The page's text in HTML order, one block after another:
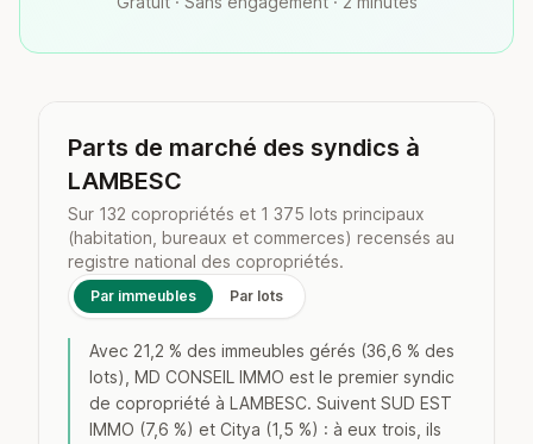
Parts de marché des syndics à
LAMBESC
Sur 132 copropriétés et 1 375 lots principaux
(habitation, bureaux et commerces) recensés au
registre national des copropriétés.
Par immeubles Par lots
Avec 21,2 % des immeubles gérés (36,6 % des
lots), MD CONSEIL IMMO est le premier syndic
de copropriété à LAMBESC. Suivent SUD EST
IMMO (7,6 %) et Citya (1,5 %) : à eux trois, ils